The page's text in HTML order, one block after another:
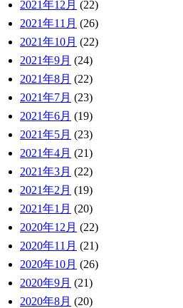
2021年12月 (22)
2021年11月 (26)
2021年10月 (22)
2021年9月 (24)
2021年8月 (22)
2021年7月 (23)
2021年6月 (19)
2021年5月 (23)
2021年4月 (21)
2021年3月 (22)
2021年2月 (19)
2021年1月 (20)
2020年12月 (22)
2020年11月 (21)
2020年10月 (26)
2020年9月 (21)
2020年8月 (20)